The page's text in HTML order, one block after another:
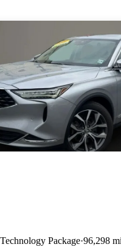
Package 96,298